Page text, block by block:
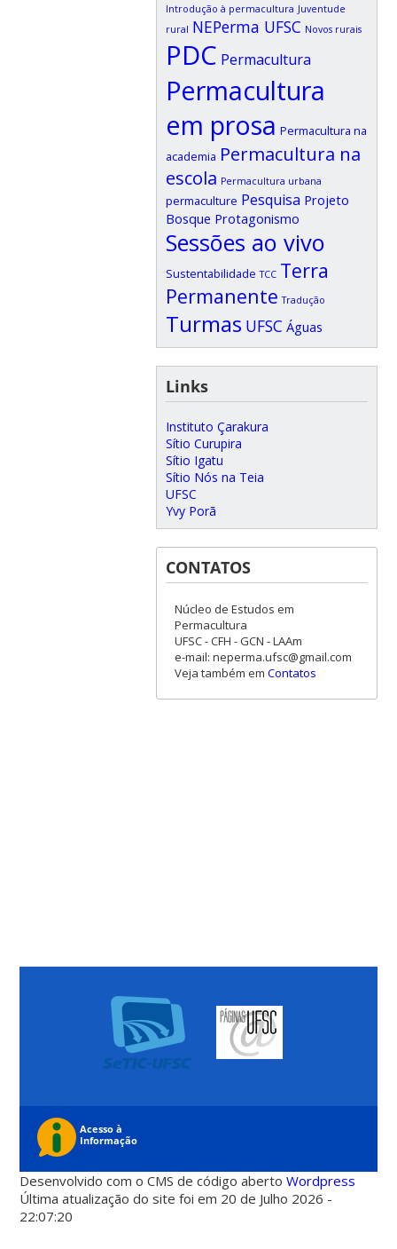
Introdução à permacultura Juventude
rural NEPerma UFSC Novos rurais
PDC Permacultura
Permacultura
em prosa Permacultura na
academia Permacultura na
escola Permacultura urbana
permaculture Pesquisa Projeto
Bosque Protagonismo
Sessões ao vivo
Sustentabilidade TCC Terra
Permanente Tradução
Turmas UFSC Águas
Links
Instituto Çarakura
Sítio Curupira
Sítio Igatu
Sítio Nós na Teia
UFSC
Yvy Porã
CONTATOS
Núcleo de Estudos em
Permacultura
UFSC - CFH - GCN - LAAm
e-mail: neperma.ufsc@gmail.com
Veja também em Contatos
Desenvolvido com o CMS de código abertoWordpress
Última atualização do site foi em 20 de Julho 2026 -
22:07:20